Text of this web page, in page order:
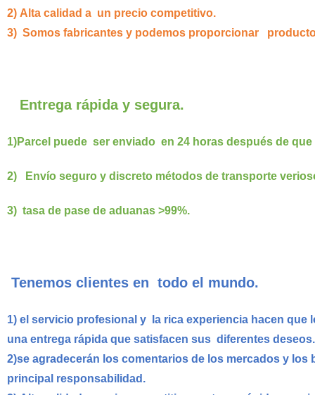
2)Alta calidad a un precio competitivo.
3)Somos fabricantes y podemos proporcionar
Entrega rápida y segura.
1)Parcel puede ser enviado en 24 horas después de
2)Envío seguro y discreto métodos de transporte
3)tasa de pase de aduanas >99%.
Tenemos clientes en todo el mundo.
1)el servicio profesional y la rica experiencia hacen
una entrega rápida que satisfacen sus diferentes deseos.
2)se agradecerán los comentarios de los mercados y
principal responsabilidad.